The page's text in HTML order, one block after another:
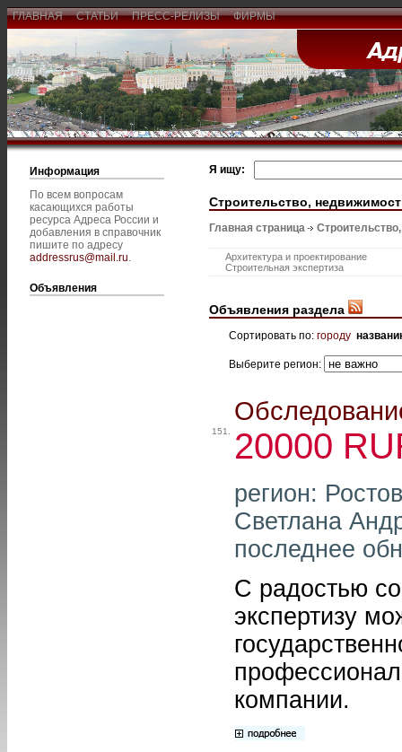
ГЛАВНАЯ СТАТЬИ ПРЕСС-РЕЛИЗЫ ФИРМЫ
Информация
По всем вопросам
касающихся работы
ресурса Адреса России и
добавления в справочник
пишите по адресу
addressrus@mail.ru.
Объявления
Я ищу:
Строительство,
Главная страница
Архитектура и проектирование
Строительная экспертиза
Объявления раздела
Сортировать по: городу
Выберите регион:
151. 20000
регион:
Светлана
последнее
С радостью
экспертизу
компании.